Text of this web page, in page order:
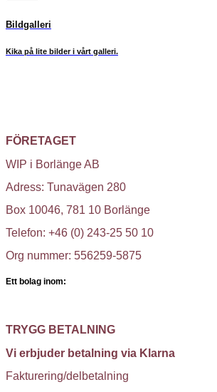
Bildgalleri
Kika på lite bilder i vårt galleri.
FÖRETAGET
WIP i Borlänge AB
Adress: Tunavägen 280
Box 10046, 781 10 Borlänge
Telefon: +46 (0) 243-25 50 10
Org nummer: 556259-5875
Ett bolag inom:
TRYGG BETALNING
Vi erbjuder betalning via Klarna
Fakturering/delbetalning